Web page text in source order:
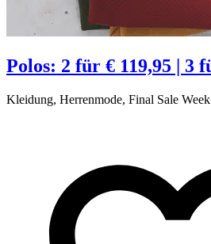
Polos: 2 für € 119,95 | 3
Kleidung, Herrenmode, Final Sale Week